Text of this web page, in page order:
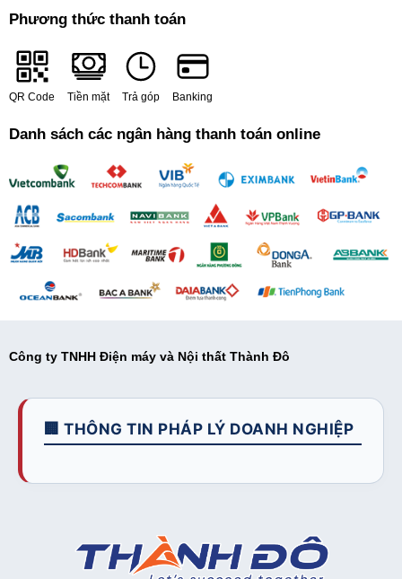
Phương thức thanh toán
QR Code Tiền mặt Trả góp Banking
Danh sách các ngân hàng thanh toán online
Công ty TNHH Điện máy và Nội thất Thành Đô
🏢 THÔNG TIN PHÁP LÝ DOANH NGHIỆP